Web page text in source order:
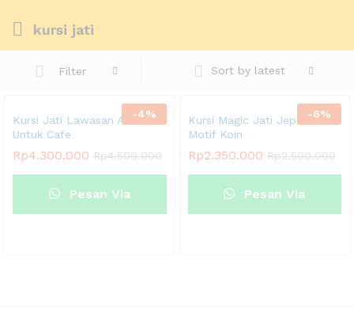
kursi jati
Filter Sort by latest
-4%
Kursi Jati Lawasan Antik
Untuk Cafe
Rp4.300.000 Rp4.500.000
Pesan Via
-6%
Kursi Magic Jati Jepara
Motif Koin
Rp2.350.000 Rp2.500.000
Pesan Via